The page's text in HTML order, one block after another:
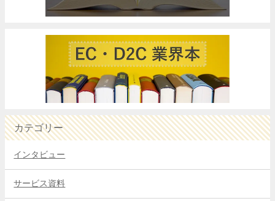
カテゴリー
インタビュー
サービス資料